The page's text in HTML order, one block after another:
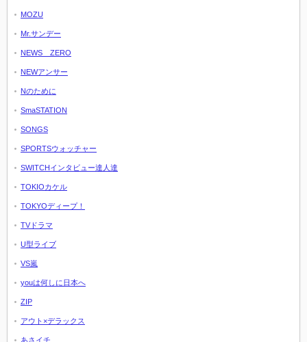
MOZU
Mr.サンデー
NEWS ZERO
NEWアンサー
Nのために
SmaSTATION
SONGS
SPORTSウォッチャー
SWITCHインタビュー達人達
TOKIOカケル
TOKYOディープ！
TVドラマ
U型ライブ
VS嵐
youは何しに日本へ
ZIP
アウト×デラックス
あさイチ